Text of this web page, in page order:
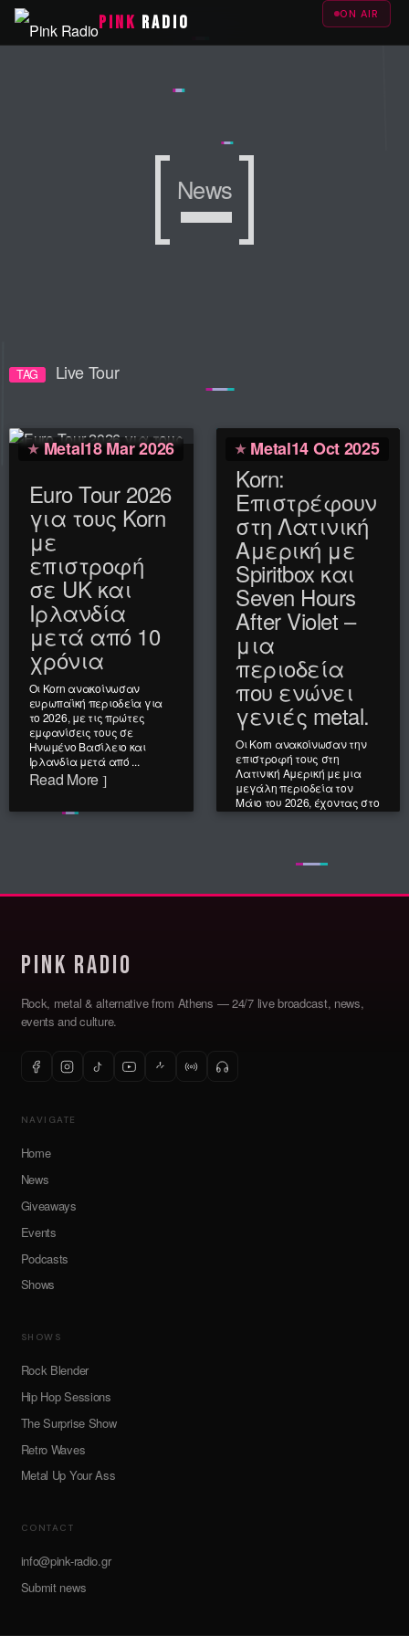
PINK RADIO ON AIR
News
News
News
TAG Live Tour
Metal18 Mar 2026
Euro Tour 2026
για τους Korn
με
επιστροφή
σε UK και
Ιρλανδία
μετά από 10
χρόνια
Οι Korn ανακοίνωσαν
ευρωπαϊκή περιοδεία για
το 2026, με τις πρώτες
εμφανίσεις τους σε
Ηνωμένο Βασίλειο και
Ιρλανδία μετά από ...
Read More
Metal14 Oct 2025
Korn:
Επιστρέφουν
στη Λατινική
Αμερική με
Spiritbox και
Seven Hours
After Violet –
μια
περιοδεία
που ενώνει
γενιές metal.
Οι Korn ανακοίνωσαν την
επιστροφή τους στη
Λατινική Αμερική με μια
μεγάλη περιοδεία τον
Μάιο του 2026, έχοντας στο
πλευρό ...
Pink Radio
Rock, metal & alternative from Athens — 24/7 live broadcast, news,
events and culture.
NAVIGATE
Home
News
Giveaways
Events
Podcasts
Shows
SHOWS
Rock Blender
Hip Hop Sessions
The Surprise Show
Retro Waves
Metal Up Your Ass
CONTACT
info@pink-radio.gr
Submit news